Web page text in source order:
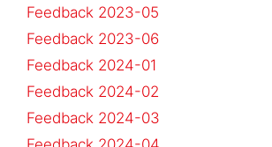
Feedback 2023-05
Feedback 2023-06
Feedback 2024-01
Feedback 2024-02
Feedback 2024-03